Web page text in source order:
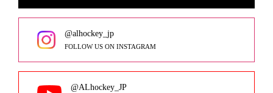
@alhockey_jp
FOLLOW US ON INSTAGRAM
@ALhockey_JP